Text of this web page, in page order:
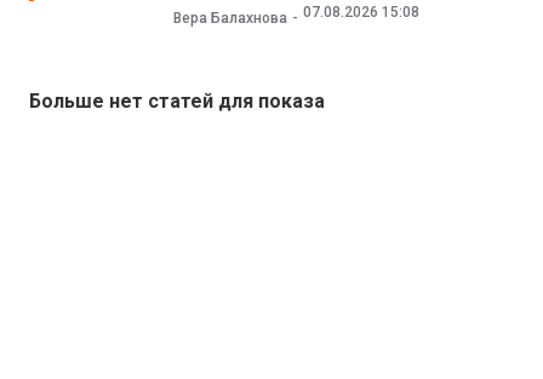
Вера Балахнова 07.08.2026 15:08
Больше нет статей для показа